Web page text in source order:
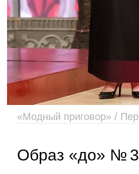
«Модный приговор» /
Образ «до» № 3